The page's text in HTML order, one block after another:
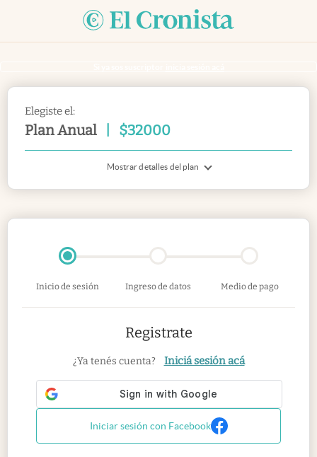
Elegiste el:
Plan Anual $32000
Mostrar detalles del plan
Inicio de sesión Ingreso de datos Medio de pago
Registrate
¿Ya tenés cuenta? Iniciá sesión acá
Iniciar sesión con Facebook